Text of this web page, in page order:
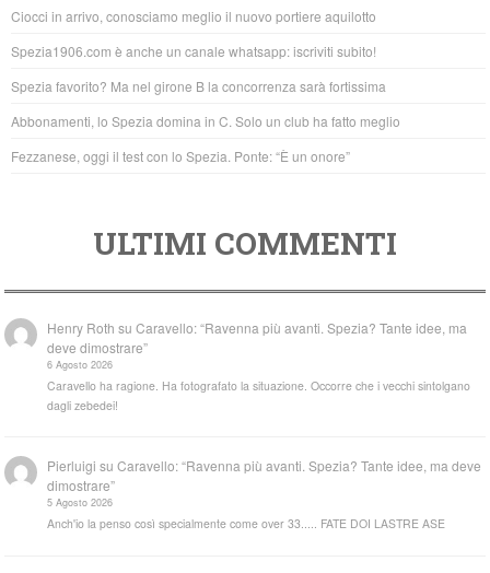
o
o
k
p
p
Ciocci in arrivo, conosciamo meglio il nuovo portiere aquilotto
Spezia1906.com è anche un canale whatsapp: iscriviti subito!
Spezia favorito? Ma nel girone B la concorrenza sarà fortissima
Abbonamenti, lo Spezia domina in C. Solo un club ha fatto meglio
Fezzanese, oggi il test con lo Spezia. Ponte: “È un onore”
ULTIMI COMMENTI
Henry Roth suCaravello: “Ravenna più avanti. Spezia? Tante idee, ma
deve dimostrare”
6 Agosto 2026
Caravello ha ragione. Ha fotografato la situazione. Occorre che i vecchi sintolgano
dagli zebedei!
Pierluigi suCaravello: “Ravenna più avanti. Spezia? Tante idee, ma deve
dimostrare”
5 Agosto 2026
Anch'io la penso così specialmente come over 33..... FATE DOI LASTRE ASE